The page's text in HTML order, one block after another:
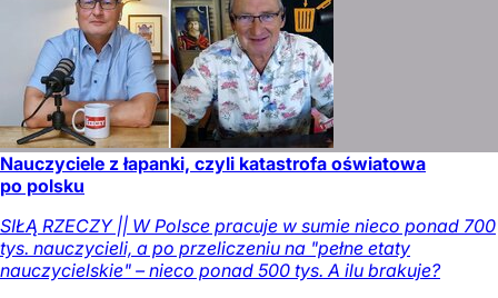
Nauczyciele z łapanki, czyli katastrofa oświatowa
po polsku
SIŁĄ RZECZY || W Polsce pracuje w sumie nieco ponad 700
tys. nauczycieli, a po przeliczeniu na "pełne etaty
nauczycielskie" – nieco ponad 500 tys. A ilu brakuje?